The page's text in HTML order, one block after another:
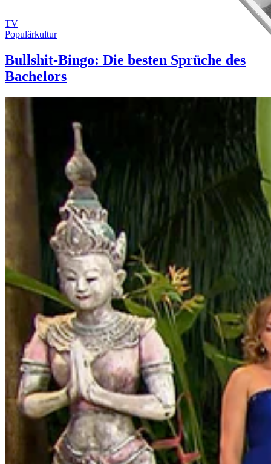
TV
Populärkultur
Bullshit-Bingo: Die besten Sprüche des
Bachelors